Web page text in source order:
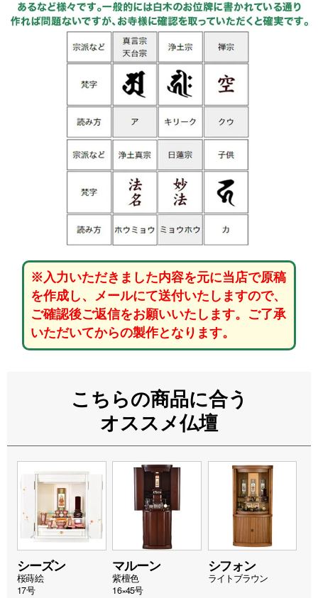
※入力いただきました内容を元に当店で原稿
を作成し、メールにて送付いたしますので、
ご確認後ご返信をお願いいたします。ご了承
いただいてからの製作となります。
こちらの商品に合う
オススメ仏壇
シーズン
桜蒔絵
17号
マルーン
紫檀色
16×45号
シフォン
ライトブラウン